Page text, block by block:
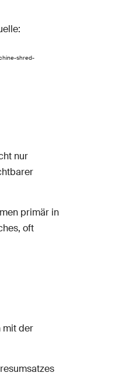
shred-
nur
primär in
oft
mit der